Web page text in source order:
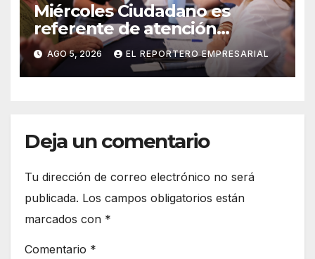
Miércoles Ciudadano es
referente de atención
oportuna y clara para las y los
meridanos; Cecilia Patrón
AGO 5, 2026 EL REPORTERO EMPRESARIAL
Deja un comentario
Tu dirección de correo electrónico no será
publicada. Los campos obligatorios están
marcados con *
Comentario *